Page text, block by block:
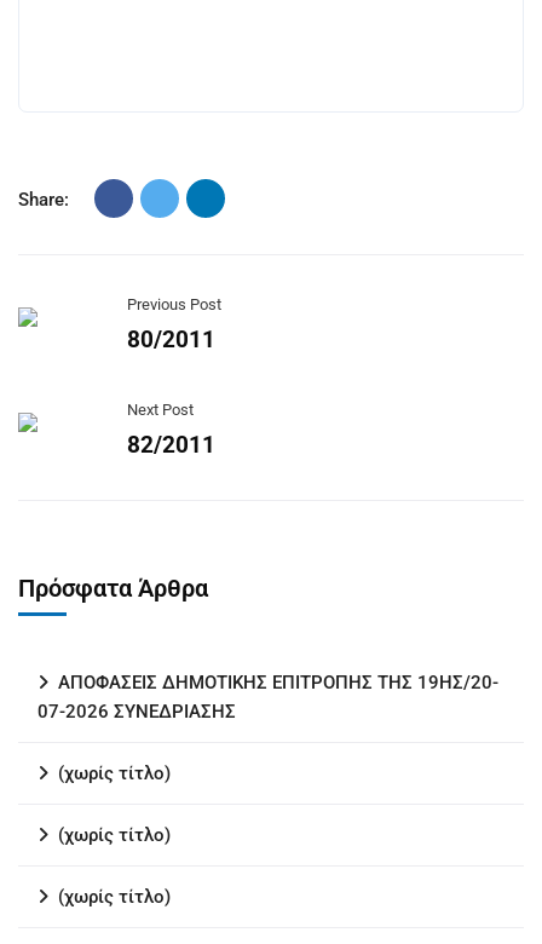
Share:
Previous Post
80/2011
Next Post
82/2011
Πρόσφατα Άρθρα
ΑΠΟΦΑΣΕΙΣ ΔΗΜΟΤΙΚΗΣ ΕΠΙΤΡΟΠΗΣ ΤΗΣ 19ΗΣ/20-
07-2026 ΣΥΝΕΔΡΙΑΣΗΣ
(χωρίς τίτλο)
(χωρίς τίτλο)
(χωρίς τίτλο)